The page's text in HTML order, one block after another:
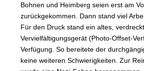
Bohnen und Heimberg seien erst am
zurückgekommen. Dann stand viel
Für den Druck stand ein altes,
Vervielfältigungsgerät (Photo-Offset-
Verfügung. So bereitete der
keine weiteren Schwierigkeiten. Zur